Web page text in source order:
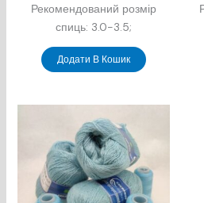
Рекомендований розмір
спиць: 3.0-3.5;
Додати В Кошик